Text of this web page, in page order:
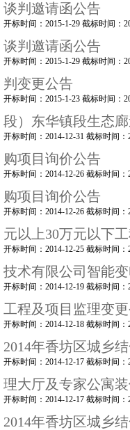
谈判邀请函公告
开标时间：2015-1-29 截标时间：
谈判邀请函公告
开标时间：2015-1-29 截标时间：
判变更公告
开标时间：2015-1-23 截标时间：
段）东华镇段生态
开标时间：2014-12-31 截标时间：
购项目询价公告
开标时间：2014-12-26 截标时间：
购项目询价公告
开标时间：2014-12-26 截标时间：
元以上30万元以下
开标时间：2014-12-25 截标时间：
技术有限公司智能
开标时间：2014-12-19 截标时间：
工程及项目监理变
开标时间：2014-12-18 截标时间：
2014年香坊区城乡
开标时间：2014-12-17 截标时间：
理大厅及专家公寓
开标时间：2014-12-17 截标时间：
2014年香坊区城乡